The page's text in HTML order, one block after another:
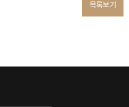
목록보기